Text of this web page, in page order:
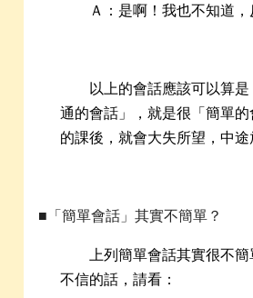
Ａ：是啊！我也不知道
以上的會話應該可以算
通的會話」，就是很「簡單
的課後，就會大失所望，中途
■「簡單會話」其實不簡單？
上列簡單會話其實很不
不信的話，請看：